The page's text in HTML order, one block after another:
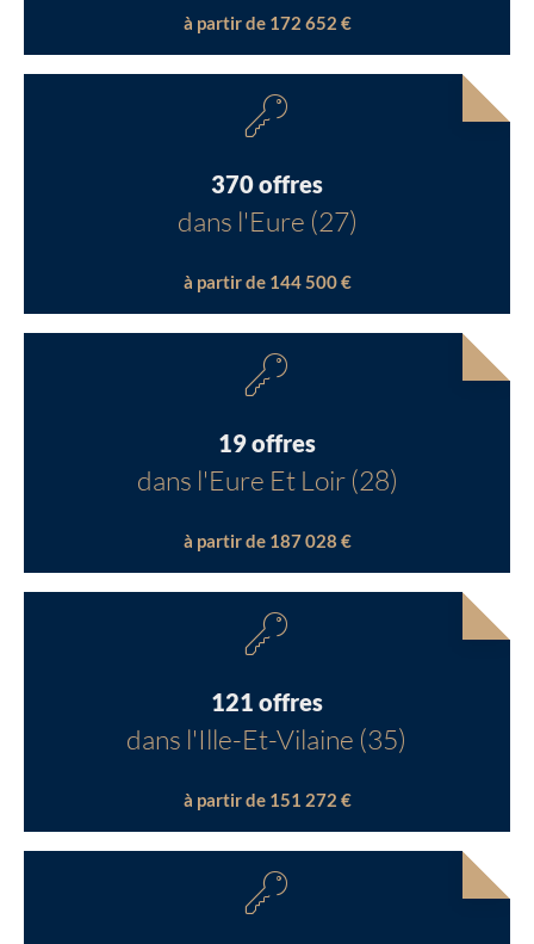
à partir de 172 652 €
370 offres
dans l'Eure (27)
à partir de 144 500 €
19 offres
dans l'Eure Et Loir (28)
à partir de 187 028 €
121 offres
dans l'Ille-Et-Vilaine (35)
à partir de 151 272 €